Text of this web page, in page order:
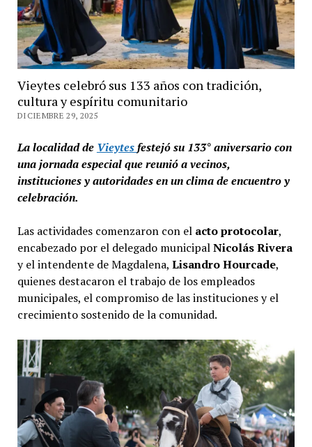
Vieytes celebró sus 133 años con tradición,
cultura y espíritu comunitario
DICIEMBRE 29, 2025
La localidad de Vieytesfestejó su 133° aniversario con
una jornada especial que reunió a vecinos,
instituciones y autoridades en un clima de encuentro y
celebración.
Las actividades comenzaron con el acto protocolar,
encabezado por el delegado municipalNicolás Rivera
y el intendente de Magdalena, Lisandro Hourcade,
quienes destacaron el trabajo de los empleados
municipales, el compromiso de las instituciones y el
crecimiento sostenido de la comunidad.